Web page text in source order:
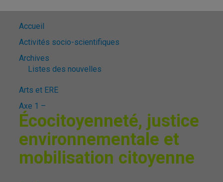
Accueil
Activités socio-scientifiques
Archives
Listes des nouvelles
Arts et ERE
Axe 1 –
Écocitoyenneté, justice
environnementale et
mobilisation citoyenne